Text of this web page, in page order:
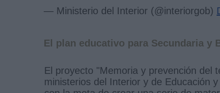
— Ministerio del Interior (@interiorgob)
El plan educativo para Secundaria y
El proyecto "Memoria y prevención del
ministerios del Interior y de Educación